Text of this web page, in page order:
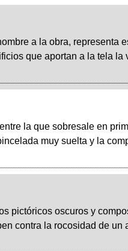
a la obra, representa
que aportan a la tela
la que sobresale en
muy suelta y la
pictóricos oscuros y
contra la rocosidad de un